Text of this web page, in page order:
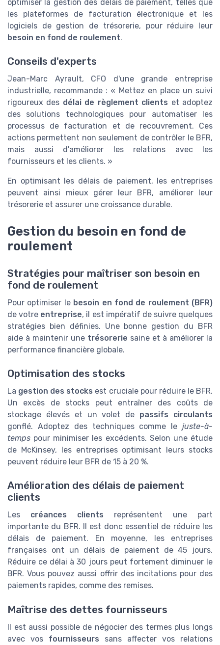
optimiser la gestion des délais de paiement, telles que
les plateformes de facturation électronique et les
logiciels de gestion de trésorerie, pour réduire leur
besoin en fond de roulement.
Conseils d'experts
Jean-Marc Ayrault, CFO d'une grande entreprise
industrielle, recommande : « Mettez en place un suivi
rigoureux des délai de règlement clients et adoptez
des solutions technologiques pour automatiser les
processus de facturation et de recouvrement. Ces
actions permettent non seulement de contrôler le BFR,
mais aussi d'améliorer les relations avec les
fournisseurs et les clients. »
En optimisant les délais de paiement, les entreprises
peuvent ainsi mieux gérer leur BFR, améliorer leur
trésorerie et assurer une croissance durable.
Gestion du besoin en fond de
roulement
Stratégies pour maîtriser son besoin en
fond de roulement
Pour optimiser le besoin en fond de roulement (BFR)
de votre entreprise, il est impératif de suivre quelques
stratégies bien définies. Une bonne gestion du BFR
aide à maintenir une trésorerie saine et à améliorer la
performance financière globale.
Optimisation des stocks
La gestion des stocks est cruciale pour réduire le BFR.
Un excès de stocks peut entraîner des coûts de
stockage élevés et un volet de passifs circulants
gonflé. Adoptez des techniques comme le juste-à-
temps pour minimiser les excédents. Selon une étude
de McKinsey, les entreprises optimisant leurs stocks
peuvent réduire leur BFR de 15 à 20 %.
Amélioration des délais de paiement
clients
Les créances clients représentent une part
importante du BFR. Il est donc essentiel de réduire les
délais de paiement. En moyenne, les entreprises
françaises ont un délais de paiement de 45 jours.
Réduire ce délai à 30 jours peut fortement diminuer le
BFR. Vous pouvez aussi offrir des incitations pour des
paiements rapides, comme des remises.
Maîtrise des dettes fournisseurs
Il est aussi possible de négocier des termes plus longs
avec vos fournisseurs sans affecter vos relations